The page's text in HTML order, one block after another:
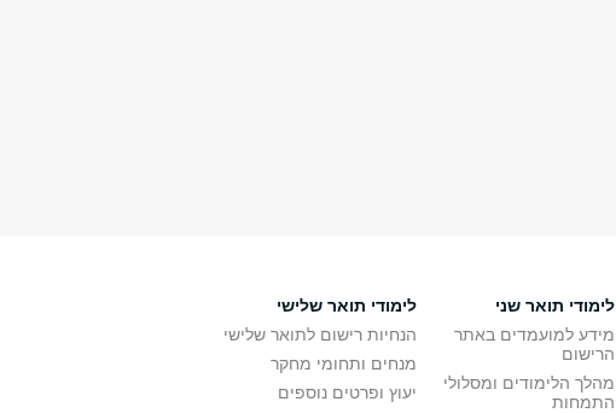
לימודי תואר שני
מידע למועמדים באתר
הרישום
מהלך הלימודים ומסלולי
התמחות
לימודי תואר שלישי
הנחיות רישום לתואר שלישי
מנחים ותחומי מחקר
יעוץ ופרטים נוספים